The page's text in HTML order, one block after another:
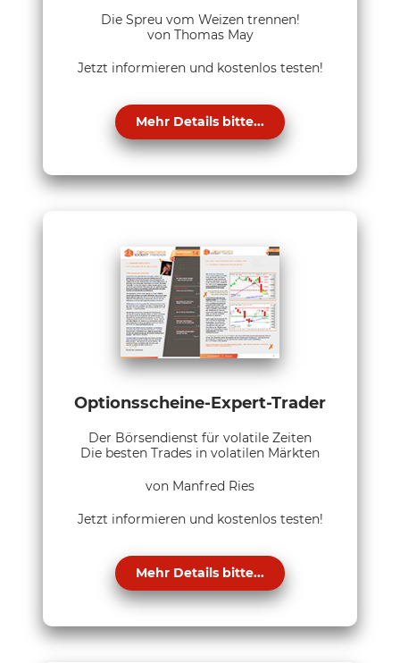
Die Spreu vom Weizen trennen!
von Thomas May
Jetzt informieren und kostenlos testen!
Mehr Details bitte...
Optionsscheine-Expert-Trader
Der Börsendienst für volatile Zeiten
Die besten Trades in volatilen Märkten
von Manfred Ries
Jetzt informieren und kostenlos testen!
Mehr Details bitte...